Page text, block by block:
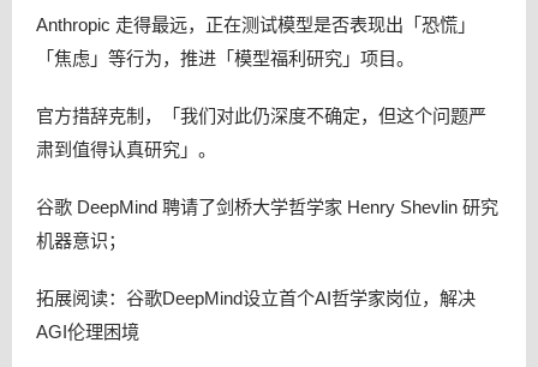
Anthropic 走得最远，正在测试模型是否表现出「恐慌」
「焦虑」等行为，推进「模型福利研究」项目。
官方措辞克制，「我们对此仍深度不确定，但这个问题严
肃到值得认真研究」。
谷歌 DeepMind 聘请了剑桥大学哲学家 Henry Shevlin 研究
机器意识；
拓展阅读：谷歌DeepMind设立首个AI哲学家岗位，解决
AGI伦理困境